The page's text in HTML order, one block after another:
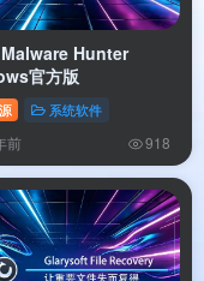
Hunter
官方版
系统软件
前 918